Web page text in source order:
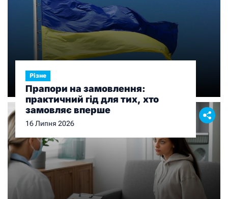
Різне
Прапори на замовлення:
практичний гід для тих, хто
замовляє вперше
16 Липня 2026